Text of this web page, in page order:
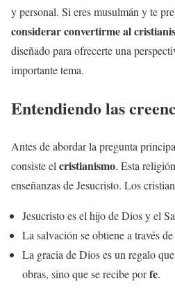
y personal. Si eres musulmán y te
considerar convertirme al
diseñado para ofrecerte una
importante tema.
Entendiendo las
Antes de abordar la pregunta
consiste el cristianismo. Esta
enseñanzas de Jesucristo. Los
Jesucristo es el hijo de Dios y el
La salvación se obtiene a través de
La gracia de Dios es un regalo
obras, sino que se recibe porfe.